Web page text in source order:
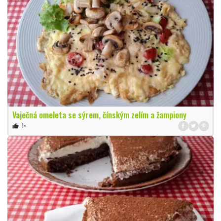
Vaječná omeleta se sýrem, čínským zelím a žampiony
thumb_up 1×